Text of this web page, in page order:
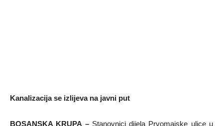
Kanalizacija se izlijeva na javni put
BOSANSKA KRUPA –Stanovnici dijela Prvomajske ulice u